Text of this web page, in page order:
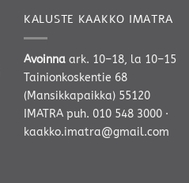
KALUSTE KAAKKO IMATRA
Avoinna ark. 10–18, la 10–15
Tainionkoskentie 68
(Mansikkapaikka) 55120
IMATRA puh. 010 548 3000 ·
kaakko.imatra@gmail.com